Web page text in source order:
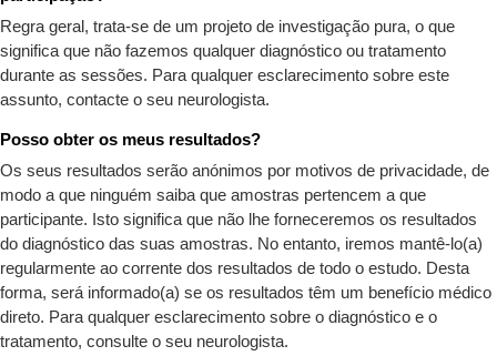
Regra geral, trata-se de um projeto de investigação pura, o que
significa que não fazemos qualquer diagnóstico ou tratamento
durante as sessões. Para qualquer esclarecimento sobre este
assunto, contacte o seu neurologista.
Posso obter os meus resultados?
Os seus resultados serão anónimos por motivos de privacidade, de
modo a que ninguém saiba que amostras pertencem a que
participante. Isto significa que não lhe forneceremos os resultados
do diagnóstico das suas amostras. No entanto, iremos mantê-lo(a)
regularmente ao corrente dos resultados de todo o estudo. Desta
forma, será informado(a) se os resultados têm um benefício médico
direto. Para qualquer esclarecimento sobre o diagnóstico e o
tratamento, consulte o seu neurologista.